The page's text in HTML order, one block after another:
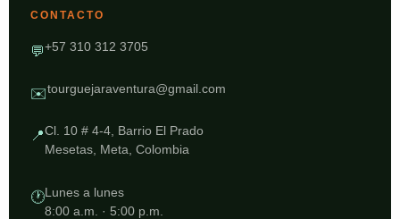
CONTACTO
💬+57 310 312 3705
✉️tourguejaraventura@gmail.com
📍Cl. 10 # 4-4, Barrio El Prado
Mesetas, Meta, Colombia
🕐Lunes a lunes
8:00 a.m. · 5:00 p.m.